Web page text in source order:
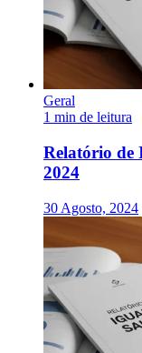
Geral
1 min de leitura
Relatório de
2024
30 Agosto, 2024